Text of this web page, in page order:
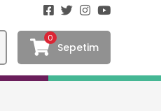
0
Sepetim